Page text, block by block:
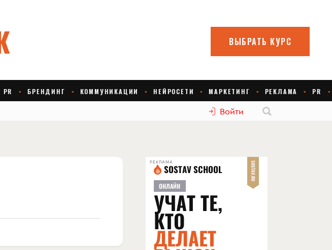
Войти
РЕКЛАМА